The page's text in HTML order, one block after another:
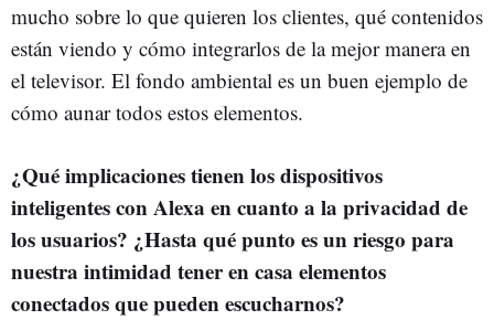
mucho sobre lo que quieren los clientes, qué contenidos
están viendo y cómo integrarlos de la mejor manera en
el televisor. El fondo ambiental es un buen ejemplo de
cómo aunar todos estos elementos.
¿Qué implicaciones tienen los dispositivos
inteligentes con Alexa en cuanto a la privacidad de
los usuarios? ¿Hasta qué punto es un riesgo para
nuestra intimidad tener en casa elementos
conectados que pueden escucharnos?